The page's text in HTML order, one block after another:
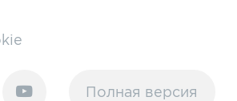
Полная версия